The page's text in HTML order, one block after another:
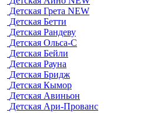
Детская Грета NEW
Детская Бетти
Детская Рандеву
Детская Ольса-С
Детская Бейли
Детская Рауна
Детская Бридж
Детская Кымор
Детская Авиньон
Детская Ари-Прованс